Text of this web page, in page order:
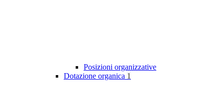
Posizioni organizzative
Dotazione organica 1